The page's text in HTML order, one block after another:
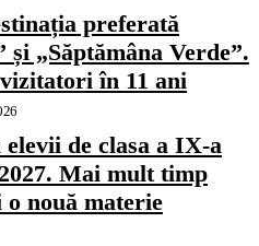
preferată
„Săptămâna Verde”.
în 11 ani
de clasa a IX-a
Mai mult timp
nouă materie